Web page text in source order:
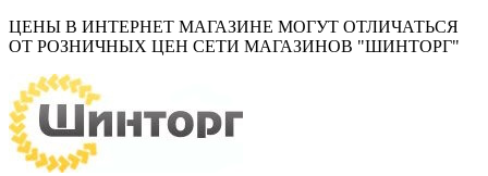
ЦЕНЫ В ИНТЕРНЕТ МАГАЗИНЕ МОГУТ ОТЛИЧАТЬСЯ
ОТ РОЗНИЧНЫХ ЦЕН СЕТИ МАГАЗИНОВ "ШИНТОРГ"